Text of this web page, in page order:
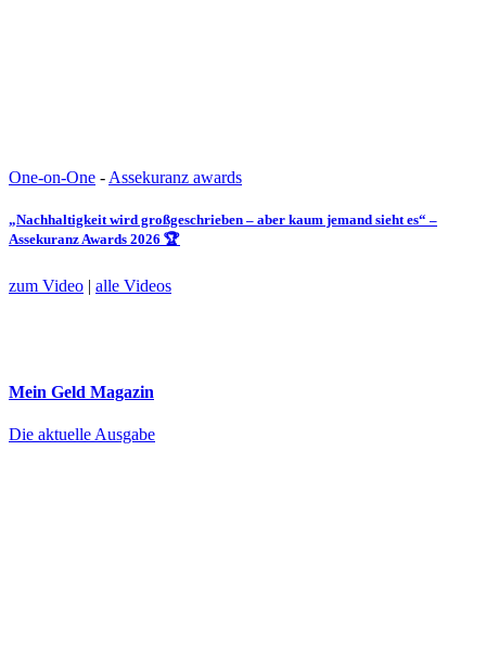
One-on-One - Assekuranz awards
„Nachhaltigkeit wird großgeschrieben – aber kaum jemand sieht es“ –
Assekuranz Awards 2026 🏆
zum Video | alle Videos
Mein Geld Magazin
Die aktuelle Ausgabe